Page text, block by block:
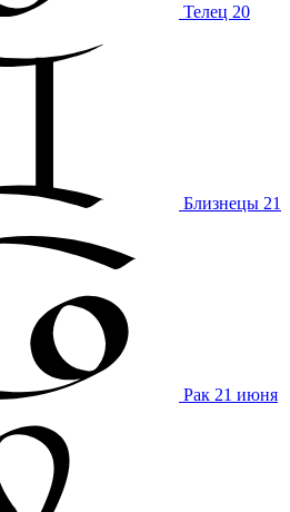
Телец 20
Близнецы 21
Рак 21 июня